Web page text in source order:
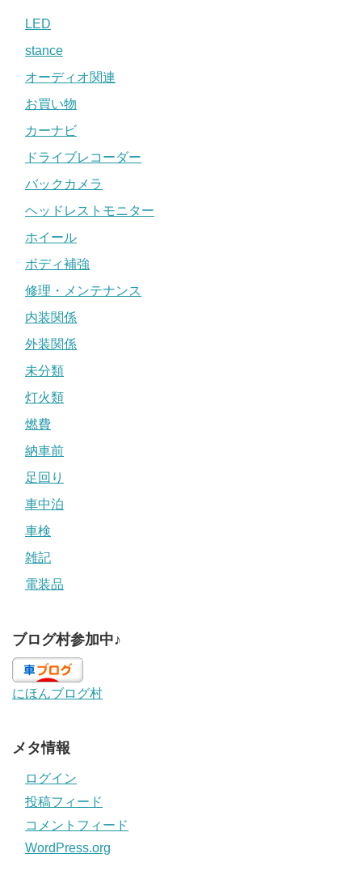
LED
stance
オーディオ関連
お買い物
カーナビ
ドライブレコーダー
バックカメラ
ヘッドレストモニター
ホイール
ボディ補強
修理・メンテナンス
内装関係
外装関係
未分類
灯火類
燃費
納車前
足回り
車中泊
車検
雑記
電装品
ブログ村参加中♪
にほんブログ村
メタ情報
ログイン
投稿フィード
コメントフィード
WordPress.org